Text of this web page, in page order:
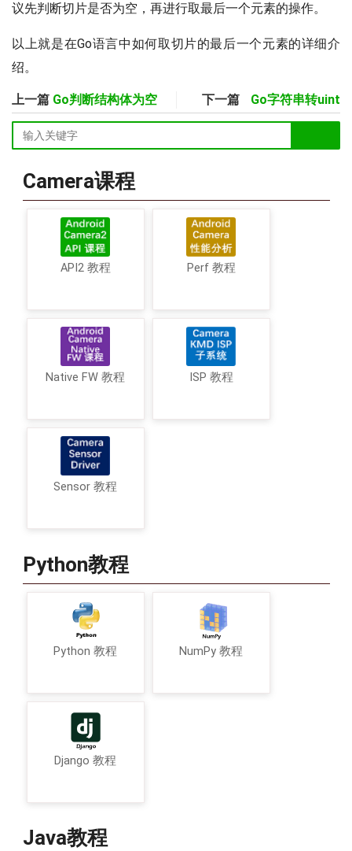
议先判断切片是否为空，再进行取最后一个元素的操作。
以上就是在Go语言中如何取切片的最后一个元素的详细介
绍。
上一篇 Go判断结构体为空 下一篇 Go字符串转uint
Camera课程
API2 教程 Perf 教程
Native FW 教程 ISP 教程
Sensor 教程
Python教程
Python 教程 NumPy 教程
Django 教程
Java教程